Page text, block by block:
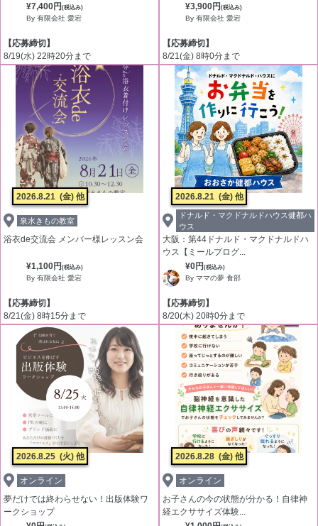
¥7,400円 (税込み)
By 有限会社 愛宕
【応募締切】
8/19(水) 22時20分まで
¥3,900円 (税込み)
By 有限会社 愛宕
【応募締切】
8/21(金) 8時0分まで
2026.8.21 (金) 他
泉水きもの教室
浴衣de交流会 メンバー様レッスン会
¥1,100円 (税込み)
By 有限会社 愛宕
【応募締切】
8/21(金) 8時15分まで
2026.8.21 (金) 他
ドナルド・マクドナルドハウス健都ハ
ウス
大阪：第44ドナルド・マクドナルドハ
ウス【ミールプログ...
¥0円 (税込み)
By ママの夢 食部
【応募締切】
8/20(木) 20時0分まで
2026.8.25 (火) 他
オンライン
夢だけでは終わらせない！出版体験ワ
ークショップ
2026.8.28 (金) 他
オンライン
お子さんの今の状態が分かる！自律神
経エクササイズ体験...